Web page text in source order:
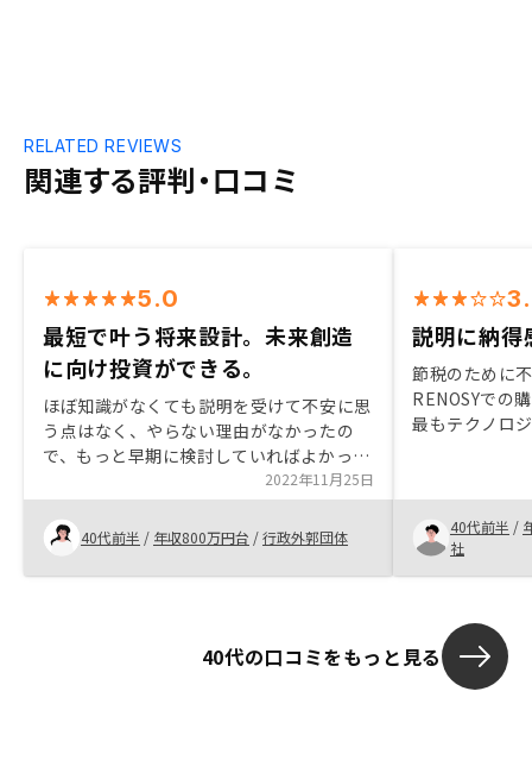
関連する評判・口コミ
RELATED REVIEWS
5.0
最短で叶う将来設計。未来創造
に向け投資ができる。
ほぼ知識がなくても説明を受けて不安に思
う点はなく、やらない理由がなかったの
で、もっと早期に検討していればよかった
と思いました。ご担当者のサポート体制も
役割が、明確でしたし、ご対応の印象も良
く、このサービスなら、この担当者なら、
信頼してお任せできそう、と即座に実感し
ました。
2022年11月25日
40代前半 / 年収800万円台 /行政外郭団体
説明に納得
節税のために
RENOSYでの
最もテクノロ
が多く融資を
40代前半 /
社
40代の口コミをもっと見る